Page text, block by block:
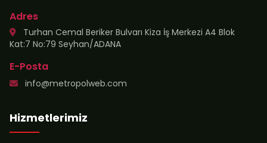
Adres
Turhan Cemal Beriker Bulvarı Kiza İş Merkezi A4 Blok
Kat:7 No:79 Seyhan/ADANA
E-Posta
info@metropolweb.com
Hizmetlerimiz